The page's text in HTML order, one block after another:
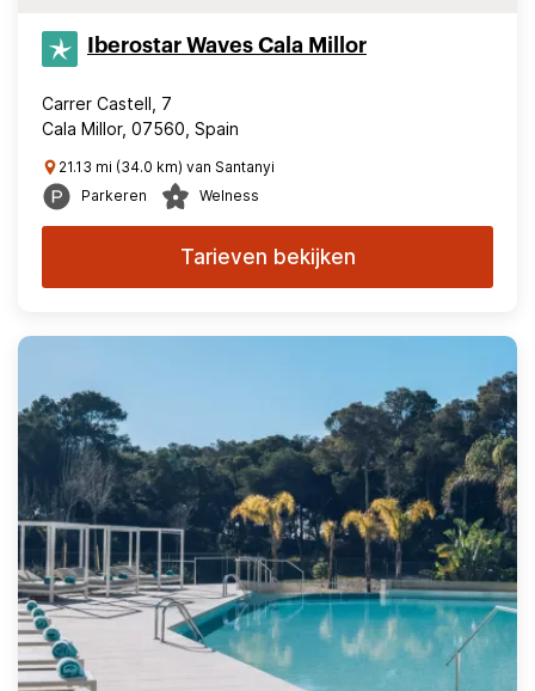
Iberostar Waves Cala Millor
Carrer Castell, 7
Cala Millor, 07560, Spain
21.13 mi (34.0 km) van Santanyi
Parkeren
Welness
Tarieven bekijken